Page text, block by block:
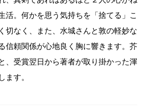
活。何かを思う気持ちを「捨てる」こ
切なく、また、水城さんと敦の軽妙な
信頼関係が心地良く胸に響きます。芥
、受賞翌日から著者が取り掛かった渾
ます。